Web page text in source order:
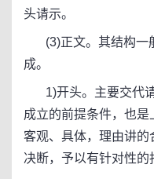
头请示。
(3)正文。其结构一
成。
1)开头。主要交代请
成立的前提条件，也
客观、具体，理由讲
决断，予以有针对性的